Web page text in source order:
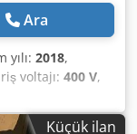
Ara
yılı: 2018,
voltajı: 400 V,
500 mm,
Küçük ilan